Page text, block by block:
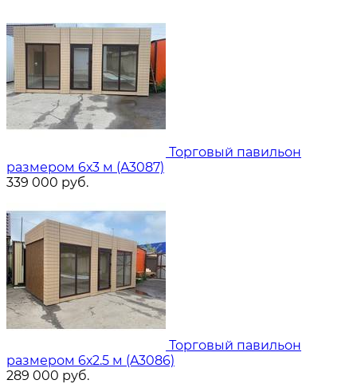
Торговый павильон
размером 6х3 м (A3087)
339 000 руб.
Торговый павильон
размером 6х2.5 м (A3086)
289 000 руб.